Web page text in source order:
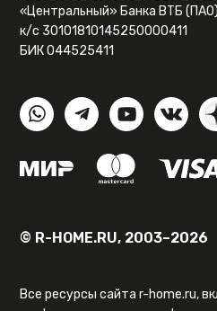
«Центральный» Банка ВТБ
к/с 30101810145250000411
БИК 044525411
© R-HOME.RU, 2003–2026
Все ресурсы сайта r-home.ru,